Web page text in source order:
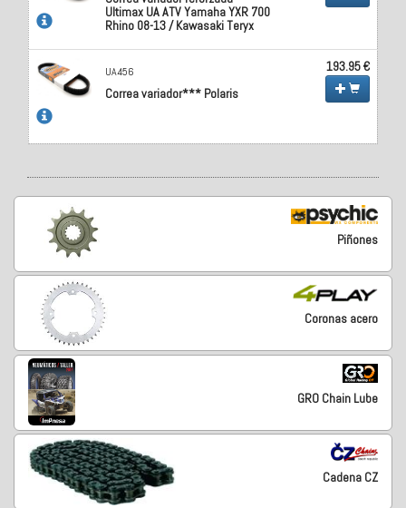
Ultimax UA ATV Yamaha YXR 700
Rhino 08-13 / Kawasaki Teryx
UA456
Correa variador*** Polaris
193.95 €
Piñones
Coronas acero
GRO Chain Lube
Cadena CZ